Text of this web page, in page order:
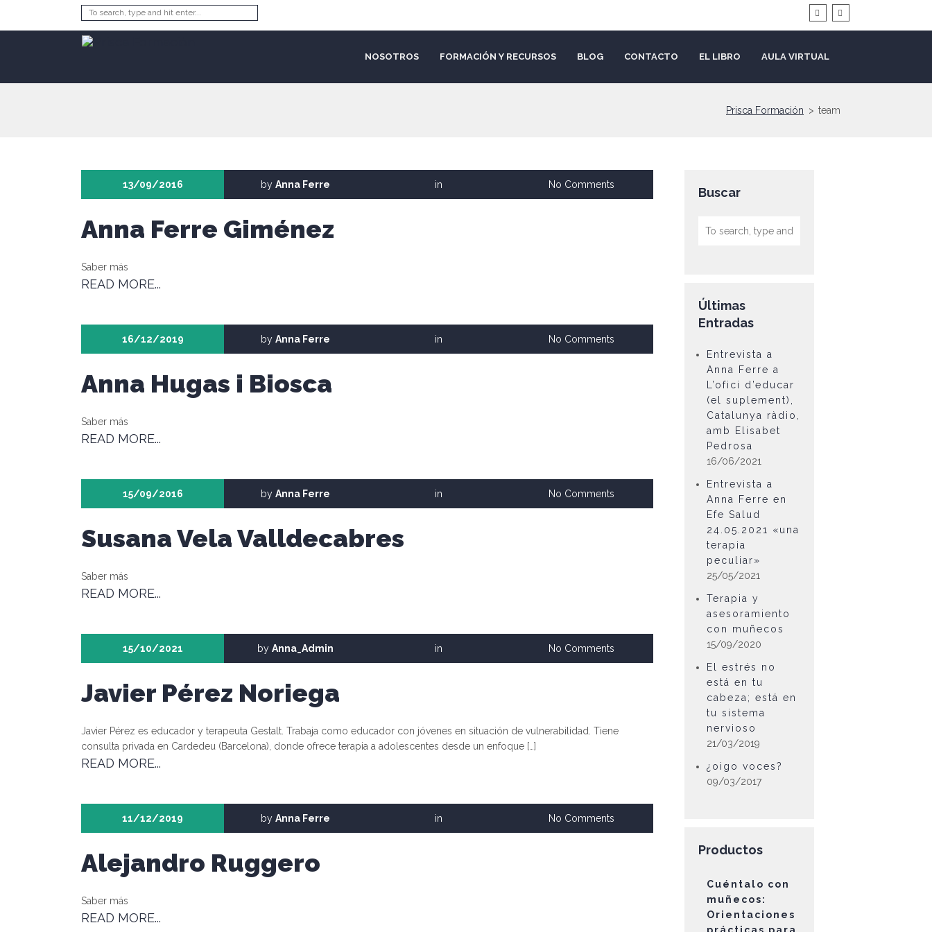
NOSOTROS FORMACIÓN Y RECURSOS BLOG CONTACTO EL LIBRO AULA VIRTUAL
Prisca Formación > team
13/09/2016 byAnna Ferre in No Comments
Anna Ferre Giménez
Saber más
READ MORE...
16/12/2019 byAnna Ferre in No Comments
Anna Hugas i Biosca
Saber más
READ MORE...
15/09/2016 byAnna Ferre in No Comments
Susana Vela Valldecabres
Saber más
READ MORE...
15/10/2021 byAnna_Admin in No Comments
Javier Pérez Noriega
Javier Pérez es educador y terapeuta Gestalt. Trabaja como educador con jóvenes en situación de vulnerabilidad. Tiene
consulta privada en Cardedeu (Barcelona), donde ofrece terapia a adolescentes desde un enfoque […]
READ MORE...
11/12/2019 byAnna Ferre in No Comments
Alejandro Ruggero
Saber más
READ MORE...
Buscar
Últimas
Entradas
Entrevista a
Anna Ferre a
L’ofici d’educar
(el suplement),
Catalunya ràdio,
amb Elisabet
Pedrosa
16/06/2021
Entrevista a
Anna Ferre en
Efe Salud
24.05.2021 «una
terapia
peculiar»
25/05/2021
Terapia y
asesoramiento
con muñecos
15/09/2020
El estrés no
está en tu
cabeza; está en
tu sistema
nervioso
21/03/2019
¿oigo voces?
09/03/2017
Productos
Cuéntalo con
muñecos:
Orientaciones